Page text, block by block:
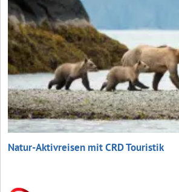
Natur-Aktivreisen mit CRD Touristik